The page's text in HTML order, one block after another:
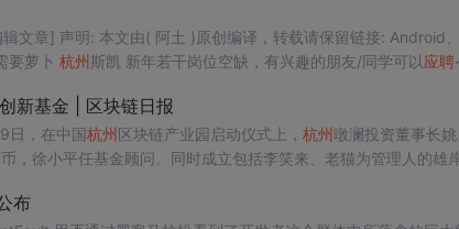
时间:13-02-22 栏目:魔豆观察员 作者:阿土 评论:0 点击: 51 次 [编辑文章] 声明: 本文由( 阿土 )原创编译，转载请保留链接: Android、
缺-需要萝卜 杭州斯凯 新年若干岗位空缺，有兴趣的朋友/同学可以应聘
新基金 | 区块链日报
日，在中国杭州区块链产业园启动仪式上， 杭州暾澜投资董事长
，徐小平任基金顾问。同时成立包括李笑来、老猫为管理人的雄
布